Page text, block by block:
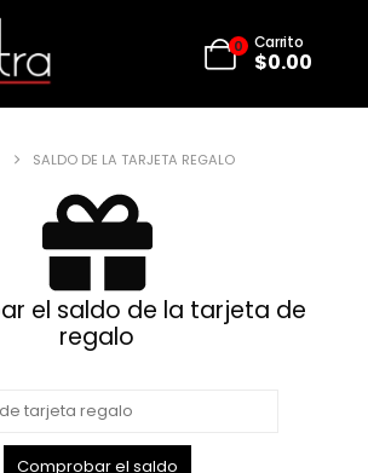
0 Carrito
$0.00
SALDO DE LA TARJETA REGALO
el saldo de la tarjeta de
regalo